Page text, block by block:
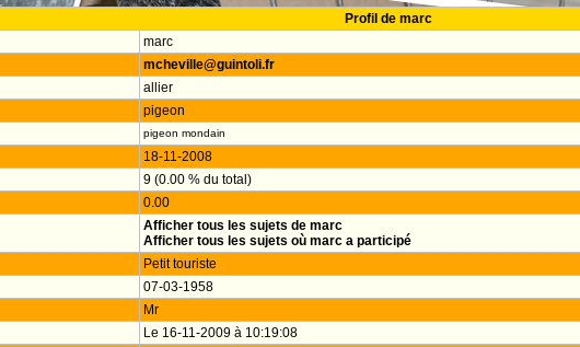
Profil de marc
marc
mcheville@guintoli.fr
allier
pigeon
pigeon mondain
18-11-2008
9 (0.00 % du total)
0.00
Afficher tous les sujets de marc
Afficher tous les sujets où marc a participé
Petit touriste
07-03-1958
Mr
Le 16-11-2009 à 10:19:08